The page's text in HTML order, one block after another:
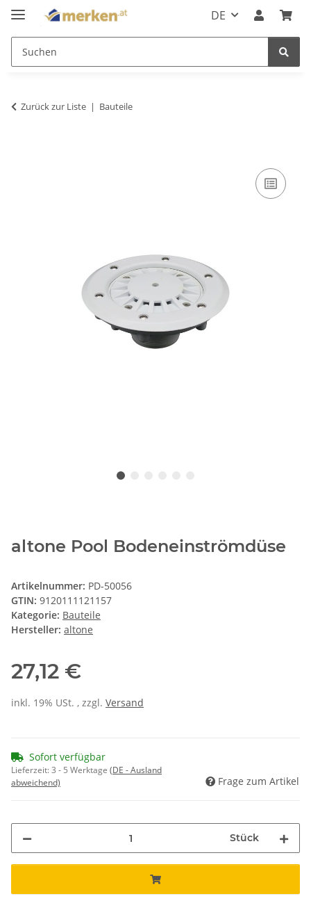
DE
Zurück zur Liste Bauteile
altone Pool Bodeneinströmdüse
Artikelnummer: PD-50056
GTIN: 9120111121157
Kategorie: Bauteile
Hersteller: altone
27,12 €
inkl. 19% USt. , zzgl. Versand
Sofort verfügbar
Lieferzeit:3 - 5 Werktage (DE - Ausland
abweichend)
Frage zum Artikel
Stück